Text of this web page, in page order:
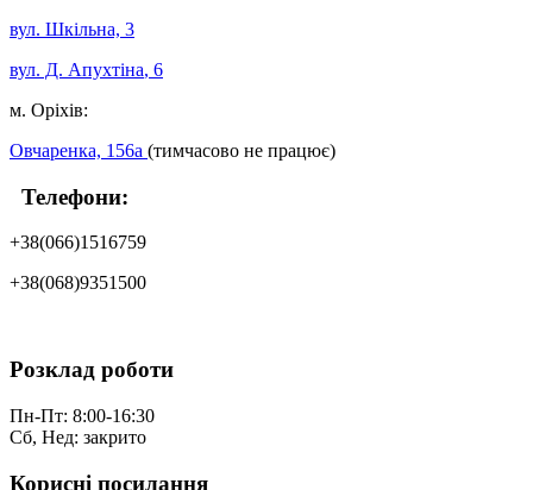
вул. Шкільна, 3
вул. Д. Апухтіна, 6
м. Оріхів:
Овчаренка, 156а (тимчасово не працює)
Телефони:
+38(066)1516759
+38(068)9351500
Розклад роботи
Пн-Пт: 8:00-16:30
Сб, Нед: закрито
Корисні посилання